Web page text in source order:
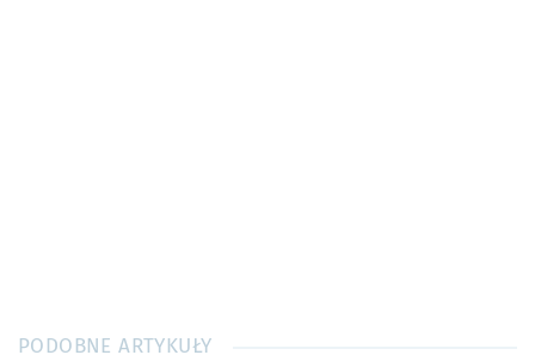
PODOBNE ARTYKUŁY